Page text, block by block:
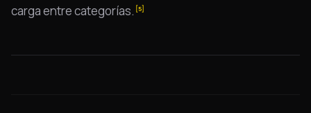
carga entre categorías. [5]